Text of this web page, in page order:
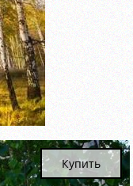
Купить